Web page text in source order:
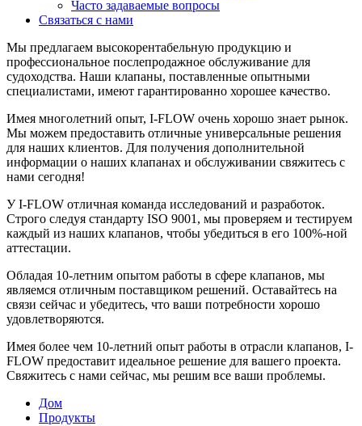
Часто задаваемые вопросы
Связаться с нами
Мы предлагаем высокорентабельную продукцию и
профессиональное послепродажное обслуживание для
судоходства. Наши клапаны, поставленные опытными
специалистами, имеют гарантированно хорошее качество.
Имея многолетний опыт, I-FLOW очень хорошо знает рынок.
Мы можем предоставить отличные универсальные решения
для наших клиентов. Для получения дополнительной
информации о наших клапанах и обслуживании свяжитесь с
нами сегодня!
У I-FLOW отличная команда исследований и разработок.
Строго следуя стандарту ISO 9001, мы проверяем и тестируем
каждый из наших клапанов, чтобы убедиться в его 100%-ной
аттестации.
Обладая 10-летним опытом работы в сфере клапанов, мы
являемся отличным поставщиком решений. Оставайтесь на
связи сейчас и убедитесь, что ваши потребности хорошо
удовлетворяются.
Имея более чем 10-летний опыт работы в отрасли клапанов, I-
FLOW предоставит идеальное решение для вашего проекта.
Свяжитесь с нами сейчас, мы решим все ваши проблемы.
Дом
Продукты